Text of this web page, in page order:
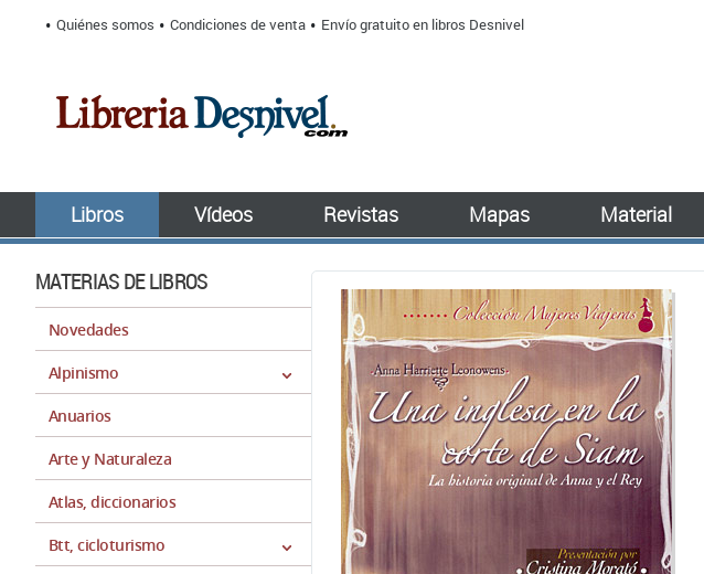
Quiénes somos Condiciones de venta Envío gratuito en libros Desnivel
Libros Vídeos Revistas Mapas Material
MATERIAS DE LIBROS
Novedades
Alpinismo
Anuarios
Arte y Naturaleza
Atlas, diccionarios
Btt, cicloturismo